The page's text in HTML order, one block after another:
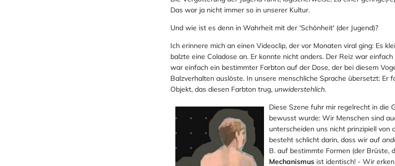
Das war ja nicht immer so in unserer Kultur.
Und wie ist es denn in Wahrheit mit der 'Schönheit' (der Jugend)?
Ich erinnere mich an einen Videoclip, der vor Monaten viral ging: Es
balzte eine Coladose an. Er konnte nicht anders. Der Reiz war
war einfach ein bestimmter Farbton auf der Dose, der bei diesem
Balzverhalten auslöste. In unsere menschliche Sprache übersetzt: Er
Objekt, das diesen Farbton trug, unwiderstehlich.
Diese Szene fuhr mir regelrecht in die
bewusst wurde: Wir Menschen sind
unterscheiden uns nicht prinzipiell von
besteht schlicht darin, dass wir auf
B. auf bestimmte Formen (der Brüste,
Mechanismus ist identisch! - Wir